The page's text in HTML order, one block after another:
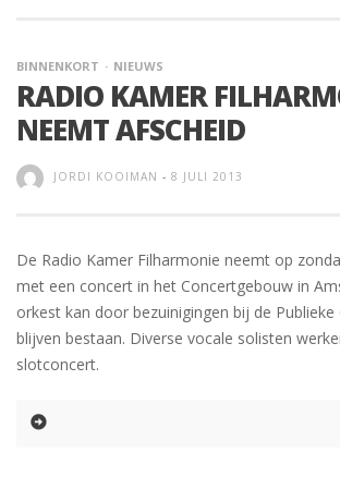
BINNENKORT NIEUWS
RADIO KAMER
NEEMT AFSCHEID
JORDI KOOIMAN - 8 JULI 2013
De Radio Kamer Filharmonie neemt op
met een concert in het Concertgebouw in
orkest kan door bezuinigingen bij de
blijven bestaan. Diverse vocale solisten
slotconcert.